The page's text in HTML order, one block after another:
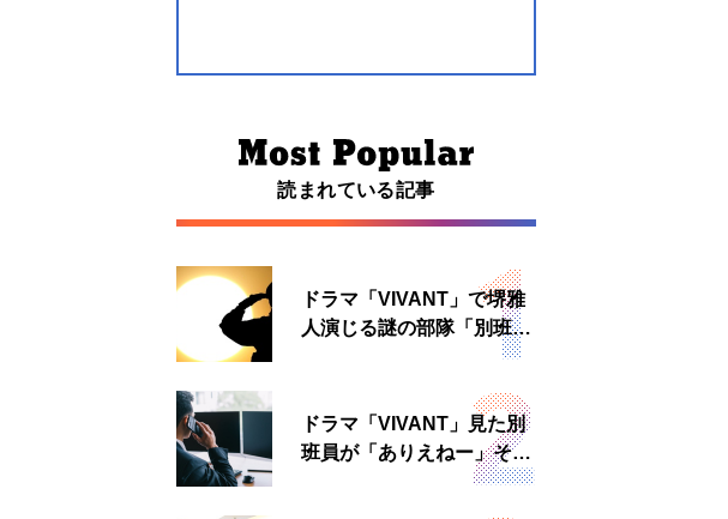
読まれている記事
ドラマ「VIVANT」で堺雅
人演じる謎の部隊「別班」
は実在する？内情知る人物
ドラマ「VIVANT」見た別
班員が「ありえねー」その
理由とは 非公然組織ゆえ